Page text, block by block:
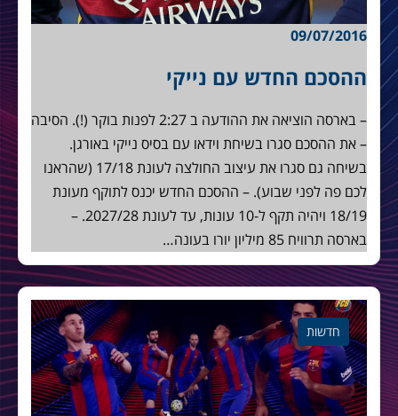
09/07/2016
ההסכם החדש עם נייקי
– בארסה הוציאה את ההודעה ב 2:27 לפנות בוקר (!). הסיבה
– את ההסכם סגרו בשיחת וידאו עם בסיס נייקי באורגן.
בשיחה גם סגרו את עיצוב החולצה לעונת 17/18 (שהראנו
לכם פה לפני שבוע). – ההסכם החדש יכנס לתוקף מעונת
18/19 ויהיה תקף ל-10 עונות, עד לעונת 2027/28. –
בארסה תרוויח 85 מיליון יורו בעונה…
חדשות